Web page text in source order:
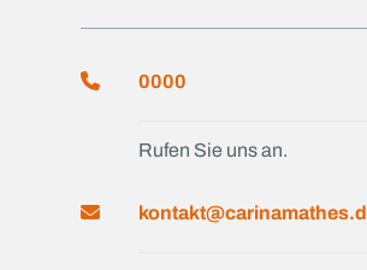
0000
Rufen Sie uns an.